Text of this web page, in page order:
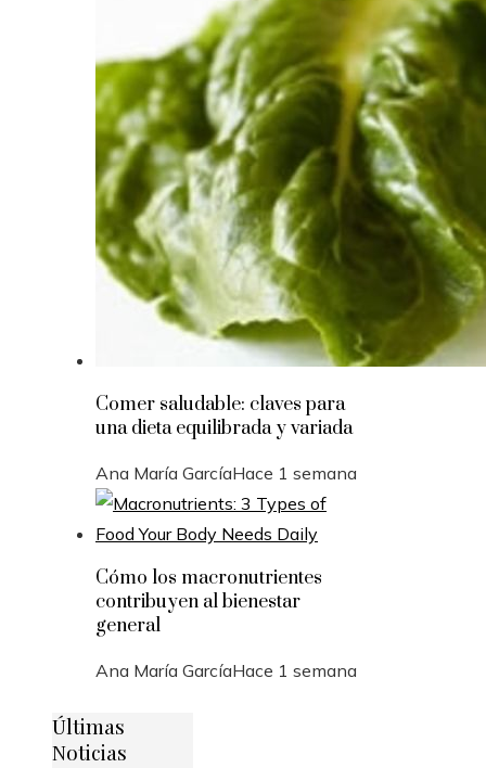
Comer saludable: claves para
una dieta equilibrada y variada
Ana María GarcíaHace 1 semana
Cómo los macronutrientes
contribuyen al bienestar
general
Ana María GarcíaHace 1 semana
Últimas
Noticias